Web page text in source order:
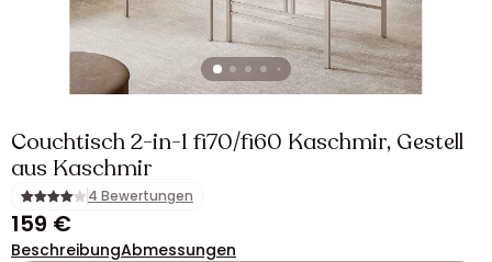
Couchtisch 2-in-1 fi70/fi60 Kaschmir, Gestell
aus Kaschmir
4 Bewertungen
159 €
BeschreibungAbmessungen